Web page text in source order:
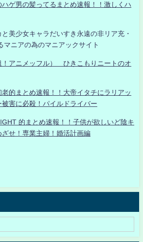
ハゲ男の髪ってるまとめ速報！！激しくハ
美少女キャラだいすき永遠の非リア充・
マニアの為のマニアックサイト
！アニメッフル） ひきこもりニートのオ
的まとめ速報！！大帝イタチにラリアッ
被害に必殺！パイルドライバー
的まとめ速報！！子供が欲しいど陰キ
せ！専業主婦！婚活計画編